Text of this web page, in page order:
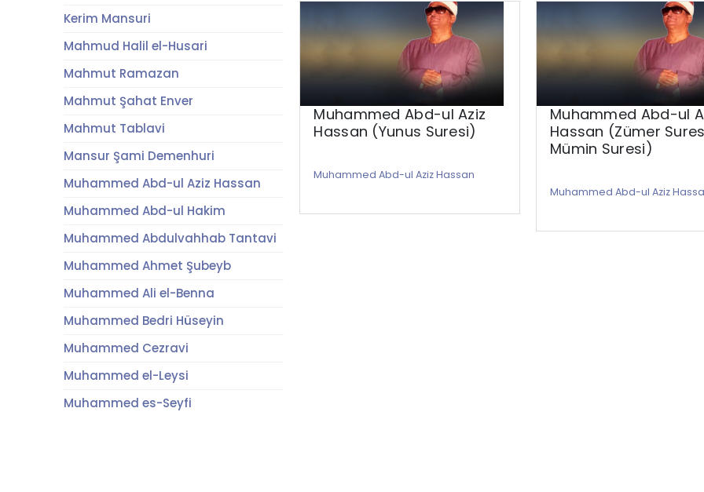
Muhammed Abd-ul Aziz
Hassan (Yunus Suresi)
Muhammed Abd-ul Aziz Hassan
Muhammed Abd-ul
Hassan (Zümer
Mümin Suresi)
Muhammed Abd-ul Aziz
Kerim Mansuri
Mahmud Halil el-Husari
Mahmut Ramazan
Mahmut Şahat Enver
Mahmut Tablavi
Mansur Şami Demenhuri
Muhammed Abd-ul Aziz Hassan
Muhammed Abd-ul Hakim
Muhammed Abdulvahhab Tantavi
Muhammed Ahmet Şubeyb
Muhammed Ali el-Benna
Muhammed Bedri Hüseyin
Muhammed Cezravi
Muhammed el-Leysi
Muhammed es-Seyfi